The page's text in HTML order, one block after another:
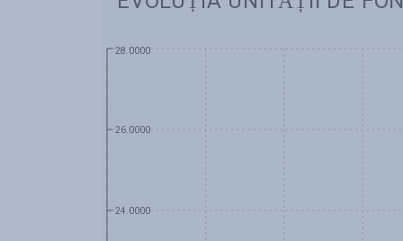
24.0000
26.0000
28.0000